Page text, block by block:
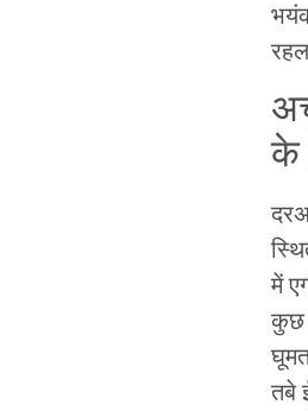
के
में
कुछ
तबे